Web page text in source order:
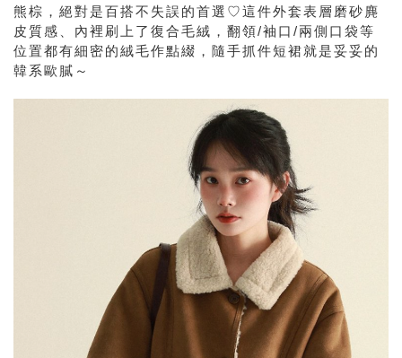
熊棕，絕對是百搭不失誤的首選♡這件外套表層磨砂麂
皮質感、內裡刷上了復合毛絨，翻領/袖口/兩側口袋等
位置都有細密的絨毛作點綴，隨手抓件短裙就是妥妥的
韓系歐膩～